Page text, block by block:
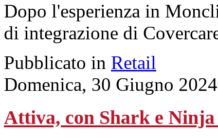
Dopo l'esperienza in
di integrazione di
Pubblicato in Retail
Domenica, 30 Giugno
Attiva, con Shark e